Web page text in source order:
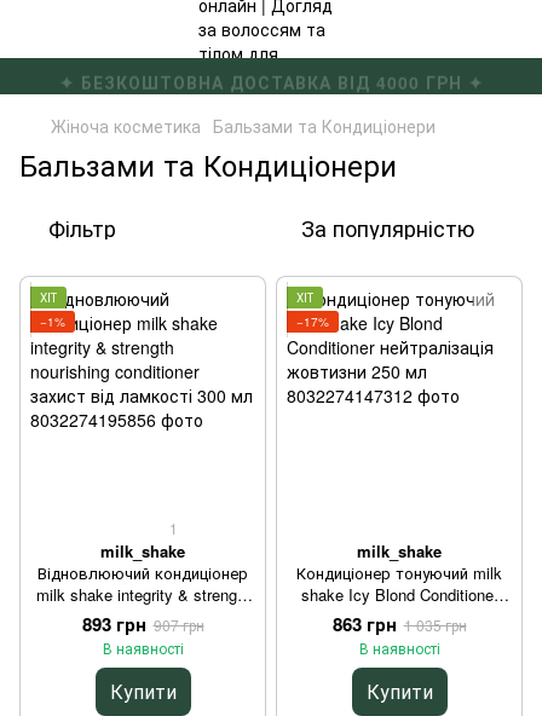
✦ БЕЗКОШТОВНА ДОСТАВКА ВІД 4000 ГРН ✦
Жіноча косметика Бальзами та Кондиціонери
Бальзами та Кондиціонери
Фільтр За популярністю
ХІТ
−1%
1
milk_shake
Відновлюючий кондиціонер
milk shake integrity & strength
nourishing conditioner захист
від ламкості 300 мл
893 грн 907 грн
В наявності
Купити
ХІТ
−17%
milk_shake
Кондиціонер тонуючий milk
shake Icy Blond Conditioner
нейтралізація жовтизни 250
мл
863 грн 1 035 грн
В наявності
Купити